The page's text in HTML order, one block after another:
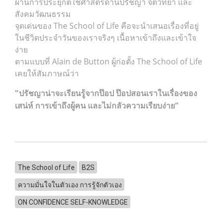
สังคมวัฒนธรรม
จุดเด่นของ The School of Life คือจะนำเสนอเรื่องที่อยู่
ในชีวิตประจำวันของเราจริงๆ เนื้อหาเข้าถึงและเข้าใจ
ง่าย
ตามแบบที่ Alain de Button ผู้ก่อตั้ง The School of Life
เคยให้สัมภาษณ์ว่า
"ปรัชญาน่าจะเรียนรู้จากป๊อป ป๊อปสอนเราในเรื่องของ
เสน่ห์ การเข้าถึงผู้คน และไม่กลัวความเรียบง่าย"
The School of Life B2S
ความมั่นใจในตัวเอง การรู้จักตัวเอง
ON CONFIDENCE SELF-KNOWLEDGE